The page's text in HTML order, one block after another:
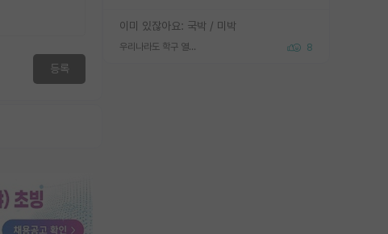
이미 있잖아요: 국박 / 미박
우리나라도 학구 열풍보면 Higher Doctorate 학위가 필요하다고 봅니다. 8
등록